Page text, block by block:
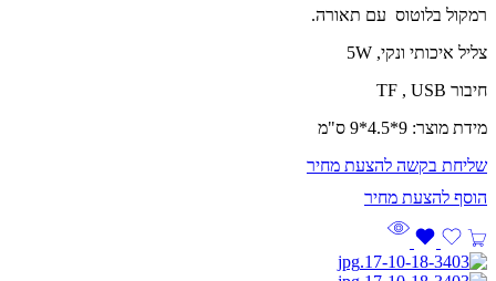
רמקול בלוטוס עם תאורה.
צליל איכותי ונקי, 5W
חיבור TF , USB
מידת מוצר: 9*4.5*9 ס"מ
שליחת בקשה להצעת מחיר